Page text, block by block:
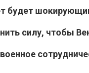
будет
силу, чтобы